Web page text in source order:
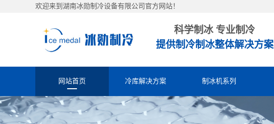
欢迎来到湖南冰勋制冷设备有限公司官方网站！
科学制冰 专业制冷
提供制冷制冰整体解决方案
网站首页 冷库解决方案 制冰机系列